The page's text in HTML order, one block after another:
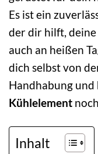
Es ist ein
der dir hilft,
auch an heißen
dich selbst von
Handhabung und
Kühlelement
Inhalt